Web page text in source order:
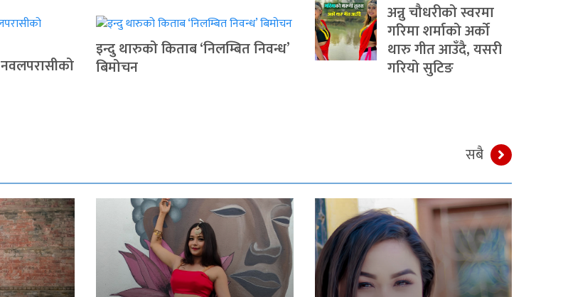
इन्दु थारुको किताब ‘निलम्बित निवन्ध’
बिमोचन
अन्नु चौधरीको स्वरमा
गरिमा शर्माको अर्को
थारु गीत आउँदै, यसरी
गरियो सुटिङ
सबै